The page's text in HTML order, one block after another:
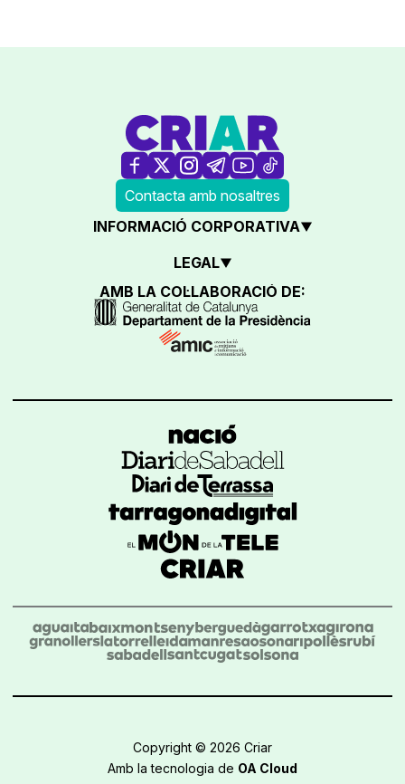
Contacta amb nosaltres
INFORMACIÓ CORPORATIVA
LEGAL
AMB LA COL·LABORACIÓ DE:
Copyright © 2026 Criar
Amb la tecnologia de OA Cloud